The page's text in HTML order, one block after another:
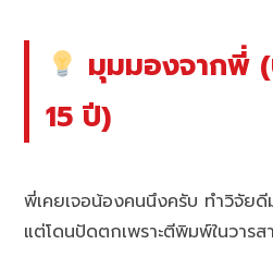
มุมมองจากพี่
15 ปี)
พี่เคยเจอน้องคนนึงครับ ทำวิจัย
แต่โดนปัดตกเพราะตีพิมพ์ในวาร